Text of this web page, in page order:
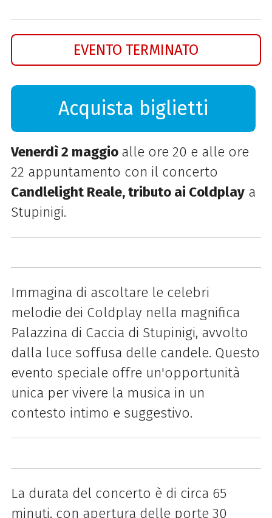
EVENTO TERMINATO
Acquista biglietti
Venerdì 2 maggio alle ore 20 e alle ore
22 appuntamento con il concerto
Candlelight Reale, tributo ai Coldplaya
Stupinigi.
Immagina di ascoltare le celebri
melodie dei Coldplay nella magnifica
Palazzina di Caccia di Stupinigi, avvolto
dalla luce soffusa delle candele. Questo
evento speciale offre un'opportunità
unica per vivere la musica in un
contesto intimo e suggestivo.
La durata del concerto è di circa 65
minuti, con apertura delle porte 30